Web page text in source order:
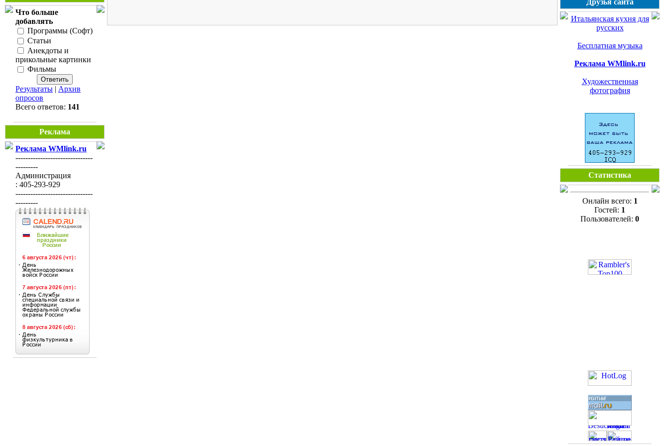
Что больше
добавлять
Программы (Софт)
Статьи
Анекдоты и
прикольные картинки
Фильмы
Результаты | Архив
опросов
Всего ответов: 141
Реклама
Реклама WMlink.ru
-------------------------------
---------
Администрация
: 405-293-929
-------------------------------
---------
Друзья сайта
Итальянская кухня для
русских
Бесплатная музыка
Реклама WMlink.ru
Художественная
фотография
Статистика
Онлайн всего: 1
Гостей: 1
Пользователей: 0